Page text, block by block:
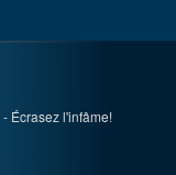
Écrasez l'infâme!